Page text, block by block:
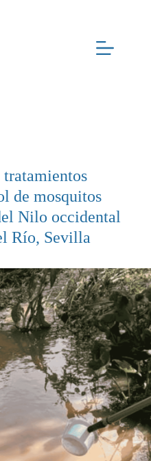
de mosquitos
Nilo occidental
Río, Sevilla